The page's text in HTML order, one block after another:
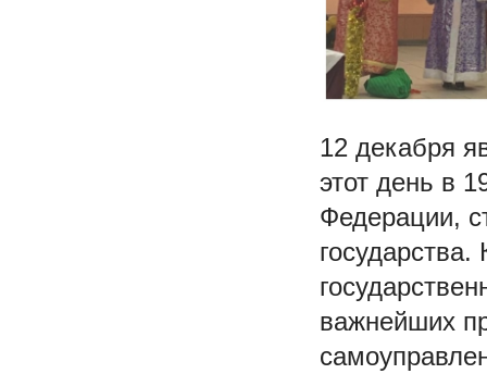
12 декабря
этот день в
Федерации,
важнейших